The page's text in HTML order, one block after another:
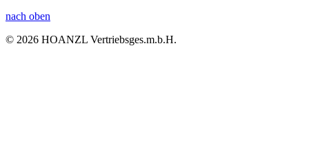
nach oben
© 2026 HOANZL Vertriebsges.m.b.H.